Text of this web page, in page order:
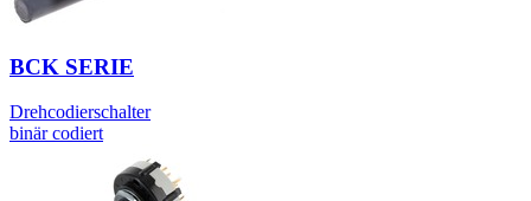
BCK SERIE
Drehcodierschalter
binär codiert